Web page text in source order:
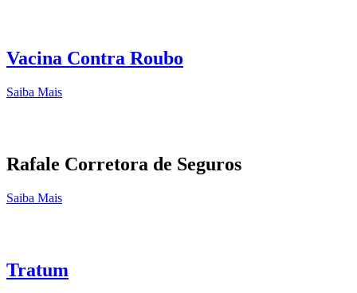
Vacina Contra Roubo
Saiba Mais
Rafale Corretora de Seguros
Saiba Mais
Tratum